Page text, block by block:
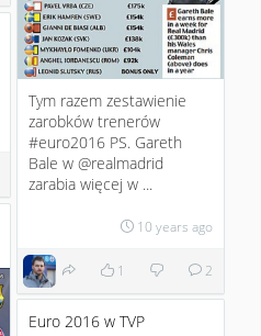
Tym razem zestawienie
zarobków trenerów
#euro2016 PS. Gareth
Bale w @realmadrid
zarabia więcej w ...
10 years ago
1 2
Euro 2016 w TVP